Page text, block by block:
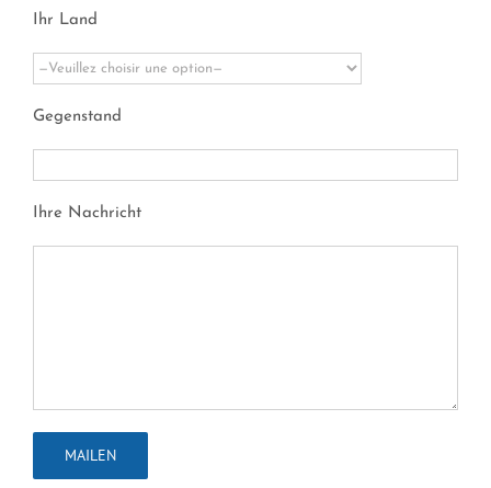
Ihr Land
Gegenstand
Ihre Nachricht